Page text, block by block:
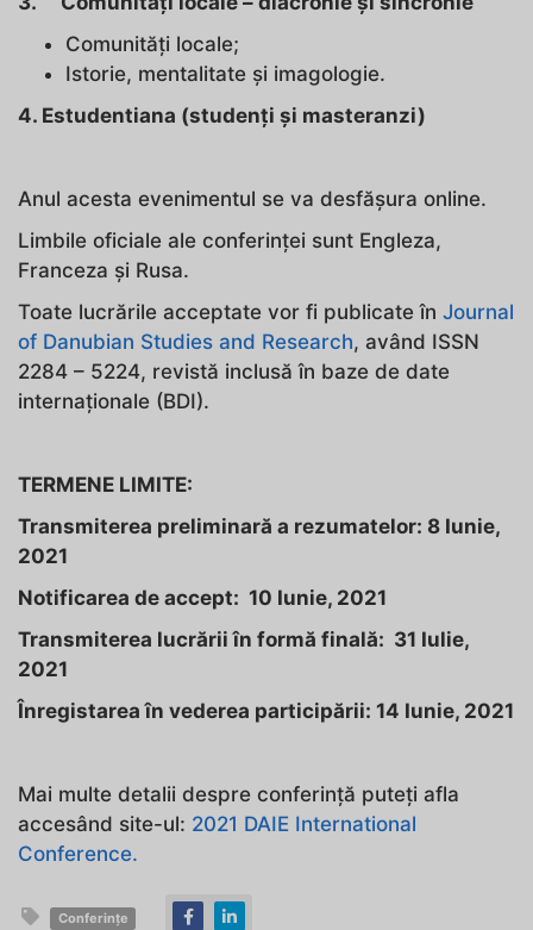
Comunități locale;
Istorie, mentalitate și imagologie.
4. Estudentiana (studenți și masteranzi)
Anul acesta evenimentul se va desfășura online.
Limbile oficiale ale conferinței sunt Engleza,
Franceza și Rusa.
Toate lucrările acceptate vor fi publicate în Journal
of Danubian Studies and Research, având ISSN
2284 – 5224, revistă inclusă în baze de date
internaționale (BDI).
TERMENE LIMITE:
Transmiterea preliminară a rezumatelor: 8 Iunie,
2021
Notificarea de accept: 10 Iunie, 2021
Transmiterea lucrării în formă finală: 31 Iulie,
2021
Înregistarea în vederea participării: 14 Iunie, 2021
Mai multe detalii despre conferință puteți afla
accesând site-ul: 2021 DAIE International
Conference.
Conferințe